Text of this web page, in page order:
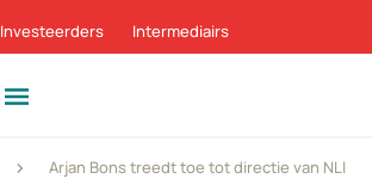
Investeerders Intermediairs
menu
Arjan Bons treedt toe tot directie van